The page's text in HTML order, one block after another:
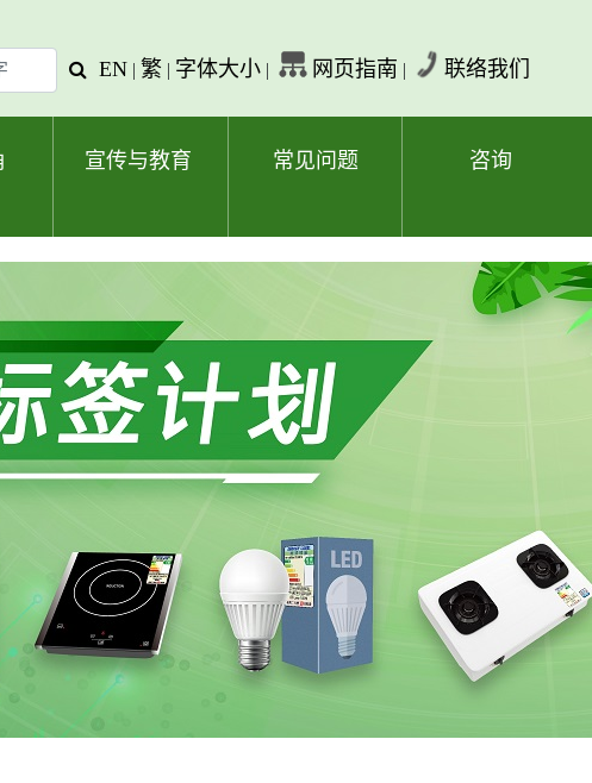
查
字
EN | 繁 | 字体大小 | 网页指南 | 联络我们
宣传与教育 常见问题 咨询